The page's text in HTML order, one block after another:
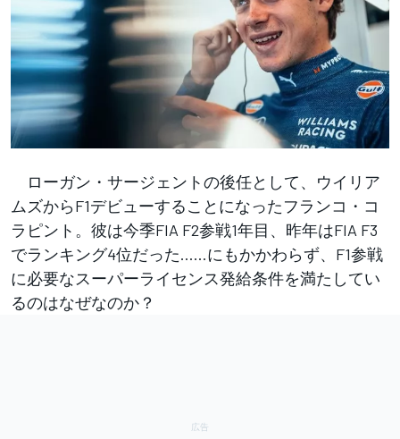
ローガン・サージェントの後任として、ウイリア
ムズからF1デビューすることになったフランコ・コ
ラピント。彼は今季FIA F2参戦1年目、昨年はFIA F3
でランキング4位だった……にもかかわらず、F1参戦
に必要なスーパーライセンス発給条件を満たしてい
るのはなぜなのか？